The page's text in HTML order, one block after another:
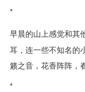
*
早晨的山上感觉和其
耳，连一些不知名的
籁之音，花香阵阵，
*